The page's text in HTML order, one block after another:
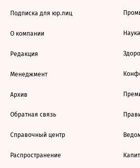
Подписка для юр.лиц
О компании
Редакция
Менеджмент
Архив
Обратная связь
Справочный центр
Распространение
Наука